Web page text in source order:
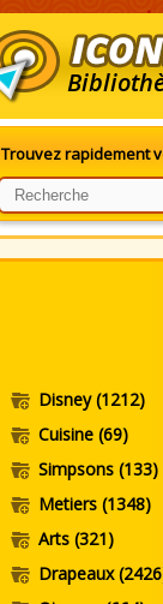
Trouvez rapidement
Disney(1212)
Cuisine (69)
Simpsons (133)
Metiers (1348)
Arts (321)
Drapeaux